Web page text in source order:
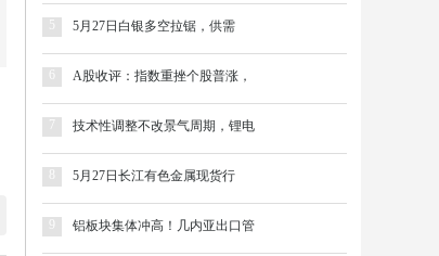
5 5月27日白银多空拉锯，供需
A股收评：指数重挫个股普涨，
7 技术性调整不改景气周期，锂电
5月27日长江有色金属现货行
铝板块集体冲高！几内亚出口管